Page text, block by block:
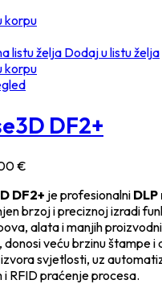
korpu
listu želja Dodaj u listu želja
korpu
DF2+
€
DF2+ je profesionalni
brzoj i preciznoj izradi
alata i manjih
donosi veću brzinu štampe i
svjetlosti, uz
i RFID praćenje procesa.